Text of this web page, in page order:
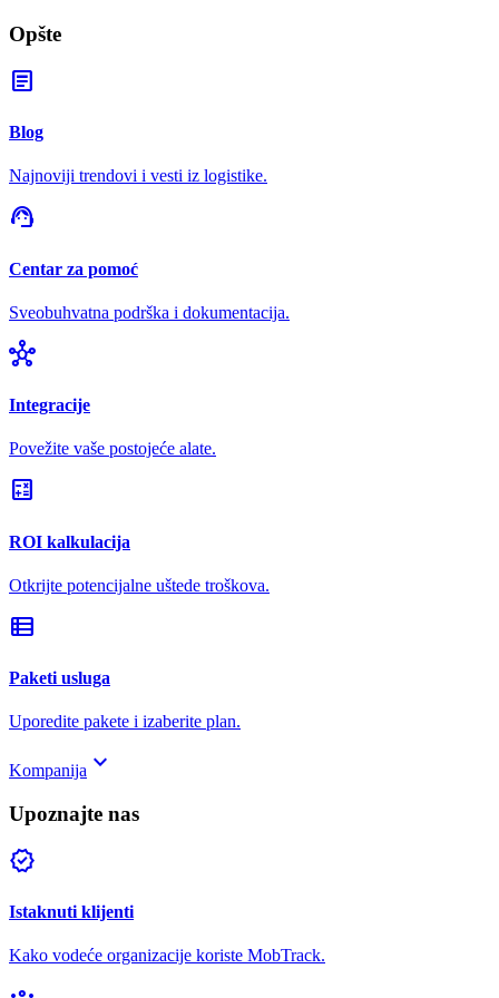
Opšte
article
Blog
Najnoviji trendovi i vesti iz logistike.
support_agent
Centar za pomoć
Sveobuhvatna podrška i dokumentacija.
hub
Integracije
Povežite vaše postojeće alate.
calculate
ROI kalkulacija
Otkrijte potencijalne uštede troškova.
view_list
Paketi usluga
Uporedite pakete i izaberite plan.
Kompanija keyboard_arrow_down
Upoznajte nas
verified
Istaknuti klijenti
Kako vodeće organizacije koriste MobTrack.